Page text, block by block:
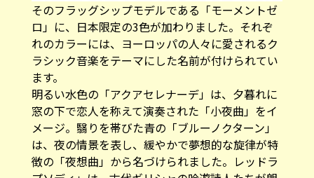
そのフラッグシップモデルである「モーメントゼ
ロ」に、日本限定の3色が加わりました。それぞ
れのカラーには、ヨーロッパの人々に愛されるク
ラシック音楽をテーマにした名前が付けられてい
ます。
明るい水色の「アクアセレナーデ」は、夕暮れに
窓の下で恋人を称えて演奏された「小夜曲」をイ
メージ。翳りを帯びた青の「ブルーノクターン」
は、夜の情景を表し、緩やかで夢想的な旋律が特
徴の「夜想曲」から名づけられました。レッドラ